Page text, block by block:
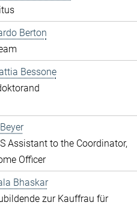
Berton
Bessone
Assistant to the Coordinator,
Officer
Bhaskar
zur Kauffrau für